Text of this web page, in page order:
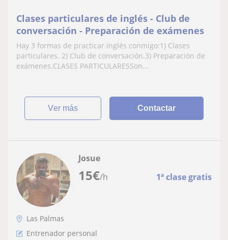
Clases particulares de inglés - Club de
conversación - Preparación de exámenes
Hay 3 formas de practicar inglés conmigo:1) Clases
particulares. 2) Club de conversación.3) Preparación de
exámenes.CLASES PARTICULARESSon...
ver más Contactar
15€/h 1ª clase gratis
Josue
Las Palmas
Entrenador personal